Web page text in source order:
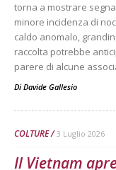
torna a mostrare
minore incidenza di
caldo anomalo,
raccolta potrebbe
parere di alcune
Di Davide Gallesio
COLTURE 3 Luglio 2026
Il Vietnam